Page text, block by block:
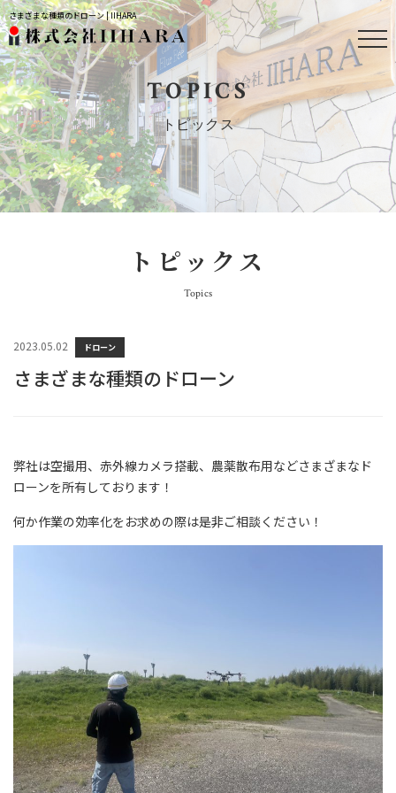
さまざまな種類のドローン | IIHARA
TOPICS
トピックス
トピックス
Topics
2023.05.02 ドローン
さまざまな種類のドローン
弊社は空撮用、赤外線カメラ搭載、農薬散布用などさまざまなド
ローンを所有しております！
何か作業の効率化をお求めの際は是非ご相談ください！